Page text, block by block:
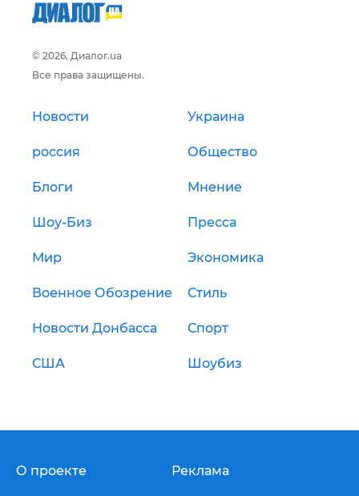
© 2026, Диалог.ua
Все права защищены.
Новости Украина
россия Общество
Блоги Мнение
Шоу-Биз Пресса
Мир Экономика
Военное Обозрение Стиль
Новости Донбасса Спорт
США Шоубиз
О проекте Реклама